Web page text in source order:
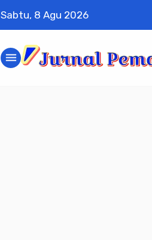
Sabtu, 8 Agu 2026
menu